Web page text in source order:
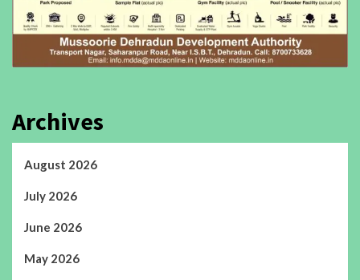
Archives
August 2026
July 2026
June 2026
May 2026